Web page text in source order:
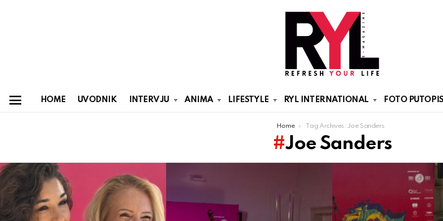
HOME UVODNIK INTERVJU ANIMA LIFESTYLE RYL INTERNATIONAL FOTO PUTOPISI
Home Tag Archives: Joe Sanders
Joe Sanders
Latest
stories